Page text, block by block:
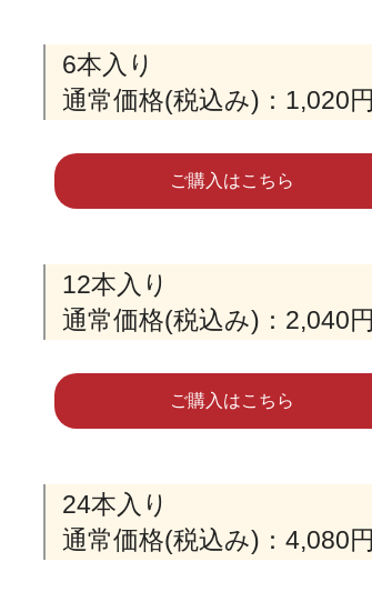
6本入り
通常価格(税込み)：1,020円
ご購入はこちら
12本入り
通常価格(税込み)：2,040円
ご購入はこちら
24本入り
通常価格(税込み)：4,080円